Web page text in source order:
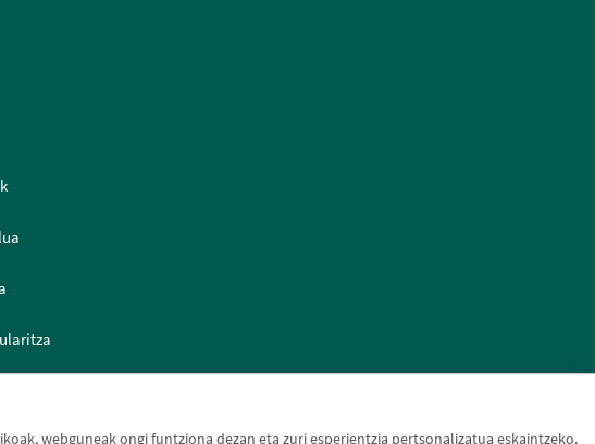
webguneak ongi funtziona dezan eta zuri esperientzia pertsonalizatua eskaintzeko.